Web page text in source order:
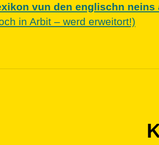
vun den englischn neins
in Arbit – werd erweitort!)